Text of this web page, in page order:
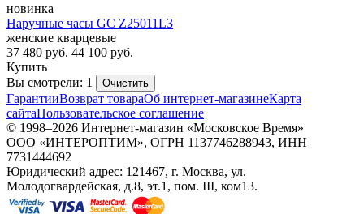
новинка
Наручные часы GC Z25011L3
женские кварцевые
37 480 руб. 44 100 руб.
Купить
Вы смотрели: 1
Очистить
ГарантииВозврат товараОб интернет-магазинеКарта
сайтаПользовательское соглашение
© 1998–2026 Интернет-магазин «Московское Время»
ООО «ИНТЕРОПТИМ», ОГРН 1137746288943, ИНН
7731444692
Юридический адрес: 121467, г. Москва, ул.
Молодогвардейская, д.8, эт.1, пом. III, ком13.